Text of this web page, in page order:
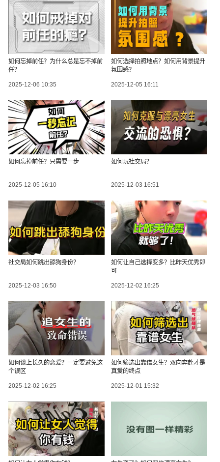
如何忘掉前任？为什么总是忘不掉前
任？
2025-12-06 10:35
如何选择拍照地点？如何用背景提升
氛围感？
2025-12-05 16:11
如何忘掉前任？只需要一步
2025-12-05 16:10
如何玩社交局？
2025-12-03 16:51
社交局如何跳出舔狗身份？
2025-12-03 16:50
如何让自己选择变多？比昨天优秀即
可
2025-12-02 16:25
如何谈上长久的恋爱？一定要避免这
个误区
2025-12-02 16:25
如何筛选出靠谱女生？双向奔赴才是
真爱的终点
2025-12-01 15:32